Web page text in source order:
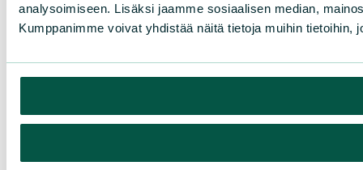
analysoimiseen. Lisäksi jaamme sosiaalisen median,
Kumppanimme voivat yhdistää näitä tietoja muihin tietoihin,